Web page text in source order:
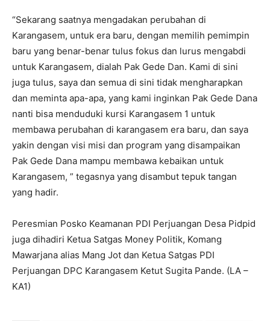
“Sekarang saatnya mengadakan perubahan di
Karangasem, untuk era baru, dengan memilih pemimpin
baru yang benar-benar tulus fokus dan lurus mengabdi
untuk Karangasem, dialah Pak Gede Dan. Kami di sini
juga tulus, saya dan semua di sini tidak mengharapkan
dan meminta apa-apa, yang kami inginkan Pak Gede Dana
nanti bisa menduduki kursi Karangasem 1 untuk
membawa perubahan di karangasem era baru, dan saya
yakin dengan visi misi dan program yang disampaikan
Pak Gede Dana mampu membawa kebaikan untuk
Karangasem, ” tegasnya yang disambut tepuk tangan
yang hadir.
Peresmian Posko Keamanan PDI Perjuangan Desa Pidpid
juga dihadiri Ketua Satgas Money Politik, Komang
Mawarjana alias Mang Jot dan Ketua Satgas PDI
Perjuangan DPC Karangasem Ketut Sugita Pande. (LA –
KA1)